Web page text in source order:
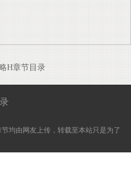
H章节目录
均由网友上传，转载至本站只是为了